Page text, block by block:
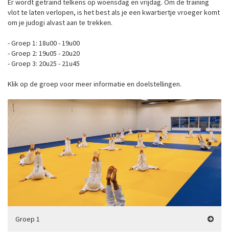
Er wordt getraind telkens op woensdag en vrijdag. Om de training
vlot te laten verlopen, is het best als je een kwartiertje vroeger komt
om je judogi alvast aan te trekken.
- Groep 1: 18u00 - 19u00
- Groep 2: 19u05 - 20u20
- Groep 3: 20u25 - 21u45
Klik op de groep voor meer informatie en doelstellingen.
Groep 1